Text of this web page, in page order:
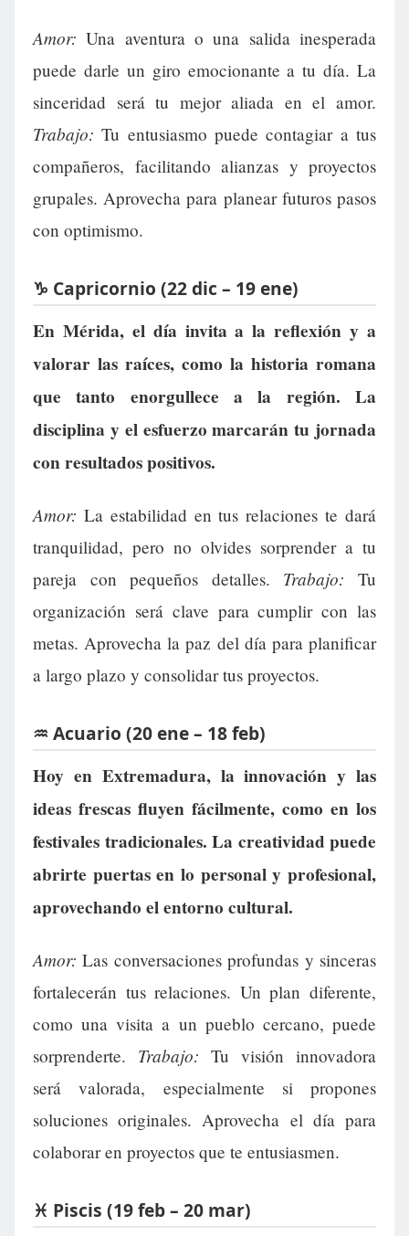
Amor: Una aventura o una salida inesperada
puede darle un giro emocionante a tu día. La
sinceridad será tu mejor aliada en el amor.
Trabajo: Tu entusiasmo puede contagiar a tus
compañeros, facilitando alianzas y proyectos
grupales. Aprovecha para planear futuros pasos
con optimismo.
♑ Capricornio (22 dic – 19 ene)
En Mérida, el día invita a la reflexión y a
valorar las raíces, como la historia romana
que tanto enorgullece a la región. La
disciplina y el esfuerzo marcarán tu jornada
con resultados positivos.
Amor: La estabilidad en tus relaciones te dará
tranquilidad, pero no olvides sorprender a tu
pareja con pequeños detalles. Trabajo: Tu
organización será clave para cumplir con las
metas. Aprovecha la paz del día para planificar
a largo plazo y consolidar tus proyectos.
♒ Acuario (20 ene – 18 feb)
Hoy en Extremadura, la innovación y las
ideas frescas fluyen fácilmente, como en los
festivales tradicionales. La creatividad puede
abrirte puertas en lo personal y profesional,
aprovechando el entorno cultural.
Amor: Las conversaciones profundas y sinceras
fortalecerán tus relaciones. Un plan diferente,
como una visita a un pueblo cercano, puede
sorprenderte. Trabajo: Tu visión innovadora
será valorada, especialmente si propones
soluciones originales. Aprovecha el día para
colaborar en proyectos que te entusiasmen.
♓ Piscis (19 feb – 20 mar)